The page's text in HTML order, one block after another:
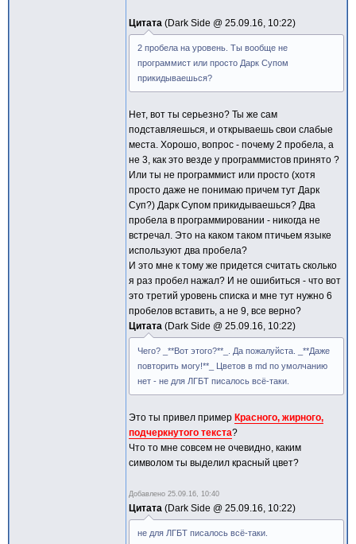
Цитата Dark Side @ 25.09.16, 10:22
2 пробела на уровень. Ты вообще не
программист или просто Дарк Супом
прикидываешься?
Нет, вот ты серьезно? Ты же сам
подставляешься, и открываешь свои слабые
места. Хорошо, вопрос - почему 2 пробела, а
не 3, как это везде у программистов принято ?
Или ты не программист или просто (хотя
просто даже не понимаю причем тут Дарк
Суп?) Дарк Супом прикидываешься? Два
пробела в программировании - никогда не
встречал. Это на каком таком птичьем языке
используют два пробела?
И это мне к тому же придется считать сколько
я раз пробел нажал? И не ошибиться - что вот
это третий уровень списка и мне тут нужно 6
пробелов вставить, а не 9, все верно?
Цитата
Dark Side @ 25.09.16, 10:22
Чего? _**Вот этого?**_. Да пожалуйста. _**Даже
повторить могу!**_ Цветов в md по умолчанию
нет - не для ЛГБТ писалось всё-таки.
Это ты привел пример Красного, жирного,
подчеркнутого текста?
Что то мне совсем не очевидно, каким
символом ты выделил красный цвет?
Добавлено 25.09.16, 10:40
Цитата Dark Side @ 25.09.16, 10:22
не для ЛГБТ писалось всё-таки.